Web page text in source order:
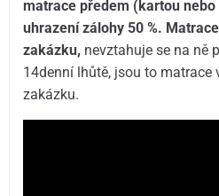
matrace předem (kartou
uhrazení zálohy 50 %.
zakázku, nevztahuje se na ně
14denní lhůtě, jsou to matrace
zakázku.